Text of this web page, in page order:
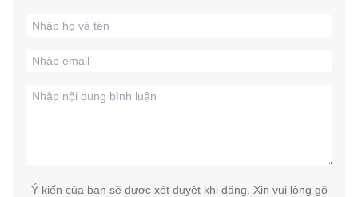
Ý kiến của bạn sẽ được xét duyệt khi đăng. Xin vui lòng gõ